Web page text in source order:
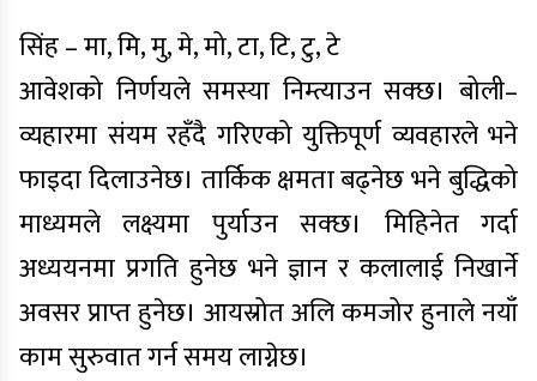
सिंह – मा, मि, मु, मे, मो, टा, टि, टु, टे
आवेशको निर्णयले समस्या निम्त्याउन सक्छ। बोली–
व्यहारमा संयम रहँदै गरिएको युक्तिपूर्ण व्यवहारले भने
फाइदा दिलाउनेछ। तार्किक क्षमता बढ्नेछ भने बुद्धिको
माध्यमले लक्ष्यमा पुर्याउन सक्छ। मिहिनेत गर्दा
अध्ययनमा प्रगति हुनेछ भने ज्ञान र कलालाई निखार्ने
अवसर प्राप्त हुनेछ। आयस्रोत अलि कमजोर हुनाले नयाँ
काम सुरुवात गर्न समय लाग्नेछ।